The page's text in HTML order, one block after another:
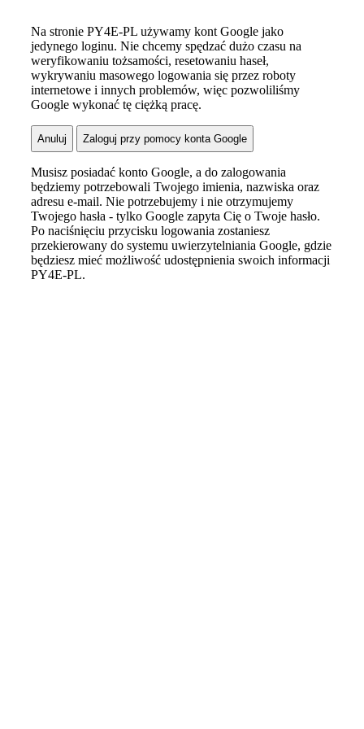
Na stronie PY4E-PL używamy kont Google jako
jedynego loginu. Nie chcemy spędzać dużo czasu na
weryfikowaniu tożsamości, resetowaniu haseł,
wykrywaniu masowego logowania się przez roboty
internetowe i innych problemów, więc pozwoliliśmy
Google wykonać tę ciężką pracę.
Musisz posiadać konto Google, a do zalogowania
będziemy potrzebowali Twojego imienia, nazwiska oraz
adresu e-mail. Nie potrzebujemy i nie otrzymujemy
Twojego hasła - tylko Google zapyta Cię o Twoje hasło.
Po naciśnięciu przycisku logowania zostaniesz
przekierowany do systemu uwierzytelniania Google, gdzie
będziesz mieć możliwość udostępnienia swoich informacji
PY4E-PL.